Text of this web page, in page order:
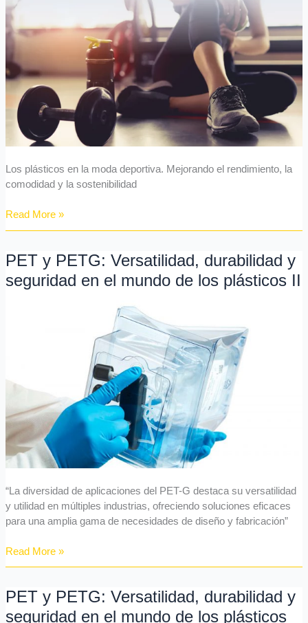
Los plásticos en la moda deportiva. Mejorando el rendimiento, la
comodidad y la sostenibilidad
Mejorando
el
rendimiento,
la
comodidad
y
sostenibilidad
Read More »
PET y PETG: Versatilidad, durabilidad y
seguridad en el mundo de los plásticos II
“La diversidad de aplicaciones del PET-G destaca su versatilidad
y utilidad en múltiples industrias, ofreciendo soluciones eficaces
para una amplia gama de necesidades de diseño y fabricación”
PET
PETG:
los
plásticos
II
Read More »
PET y PETG: Versatilidad, durabilidad y
seguridad en el mundo de los plásticos
PET